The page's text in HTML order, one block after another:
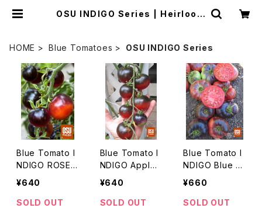
OSU INDIGO Series | Heirloom
HOME Blue Tomatoes OSU INDIGO Series
Blue Tomato I
NDIGO ROSE
ブルートマト・イ
＊登録＆契約栽
¥640
SOLD OUT
Blue Tomato I
NDIGO Apple
ブルートマト・イ
ル ＊登録＆契約
¥640
SOLD OUT
Blue Tomato I
NDIGO Blue B
eauty ブルート
ブルー・ビューテ
¥660
SOLD OUT